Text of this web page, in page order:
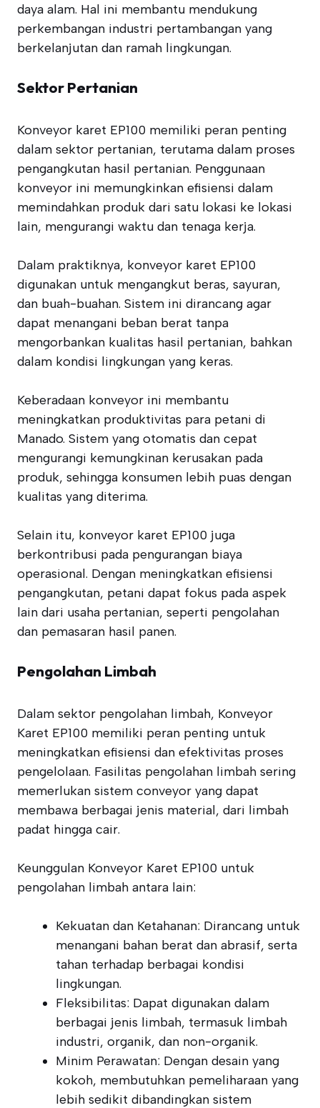
daya alam. Hal ini membantu mendukung
perkembangan industri pertambangan yang
berkelanjutan dan ramah lingkungan.
Sektor Pertanian
Konveyor karet EP100 memiliki peran penting
dalam sektor pertanian, terutama dalam proses
pengangkutan hasil pertanian. Penggunaan
konveyor ini memungkinkan efisiensi dalam
memindahkan produk dari satu lokasi ke lokasi
lain, mengurangi waktu dan tenaga kerja.
Dalam praktiknya, konveyor karet EP100
digunakan untuk mengangkut beras, sayuran,
dan buah-buahan. Sistem ini dirancang agar
dapat menangani beban berat tanpa
mengorbankan kualitas hasil pertanian, bahkan
dalam kondisi lingkungan yang keras.
Keberadaan konveyor ini membantu
meningkatkan produktivitas para petani di
Manado. Sistem yang otomatis dan cepat
mengurangi kemungkinan kerusakan pada
produk, sehingga konsumen lebih puas dengan
kualitas yang diterima.
Selain itu, konveyor karet EP100 juga
berkontribusi pada pengurangan biaya
operasional. Dengan meningkatkan efisiensi
pengangkutan, petani dapat fokus pada aspek
lain dari usaha pertanian, seperti pengolahan
dan pemasaran hasil panen.
Pengolahan Limbah
Dalam sektor pengolahan limbah, Konveyor
Karet EP100 memiliki peran penting untuk
meningkatkan efisiensi dan efektivitas proses
pengelolaan. Fasilitas pengolahan limbah sering
memerlukan sistem conveyor yang dapat
membawa berbagai jenis material, dari limbah
padat hingga cair.
Keunggulan Konveyor Karet EP100 untuk
pengolahan limbah antara lain:
Kekuatan dan Ketahanan: Dirancang untuk
menangani bahan berat dan abrasif, serta
tahan terhadap berbagai kondisi
lingkungan.
Fleksibilitas: Dapat digunakan dalam
berbagai jenis limbah, termasuk limbah
industri, organik, dan non-organik.
Minim Perawatan: Dengan desain yang
kokoh, membutuhkan pemeliharaan yang
lebih sedikit dibandingkan sistem